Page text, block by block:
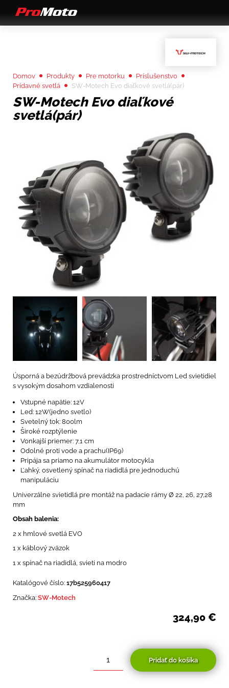
Domov Produkty Pre motorku
Príslušenstvo
Prídavné svetlá
SW-Motech Evo diaľkové svetlá(pár)
SW-Motech Evo diaľkové
svetlá(pár)
Úsporná a bezúdržbová prevádzka prostredníctvom Led svietidiel
s vysokým dosahom vzdialenosti
Vstupné napätie: 12V
Led: 12W(jedno svetlo)
Svetelný tok: 800lm
Široké rozptýlenie
Vonkajší priemer: 7,1 cm
Odolné proti vode a prachu(IP69)
Pripája sa priamo na akumulátor motocykla
Ľahký, osvetlený spínač na riadidlá pre jednoduchú
manipuláciu
Univerzálne svietidlá pre montáž na padacie rámy Ø 22, 26, 27,28
mm
Obsah balenia:
2 x hmlové svetlá EVO
1 x káblový zväzok
1 x spínač na riadidlá, svieti na modro
Katalógové číslo: 17b525960417
Značka: SW-Motech
324,90 €
množstvo
Pridať do košíka